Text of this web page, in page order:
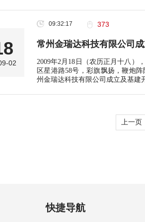
02
09:32:17 373
常州金瑞达科技有限公司
2009年2月18日（农历正月十八）
区星港路58号，彩旗飘扬，鞭炮
州金瑞达科技有限公司成立及基
上一页
快捷导航